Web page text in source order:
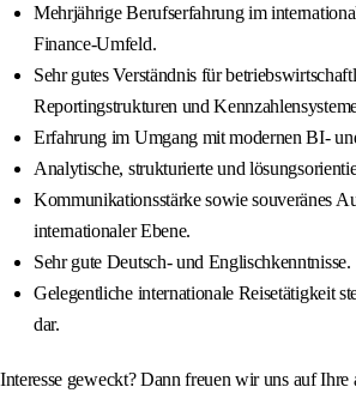
Mehrjährige Berufserfahrung im
Finance-Umfeld.
Sehr gutes Verständnis für
Reportingstrukturen und
Erfahrung im Umgang mit modernen BI-
Analytische, strukturierte und
Kommunikationsstärke sowie souveränes
internationaler Ebene.
Sehr gute Deutsch- und Englischkenntnisse.
Gelegentliche internationale Reisetätigkeit
dar.
Interesse geweckt? Dann freuen wir uns auf Ihre